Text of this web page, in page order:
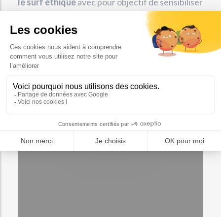
le plus de personnes possible sur les enjeux
environnementaux. Récemment, on a pu voir le
chanteurJack Johnsonsurfer sur cette planche
faite à partir de mégots.